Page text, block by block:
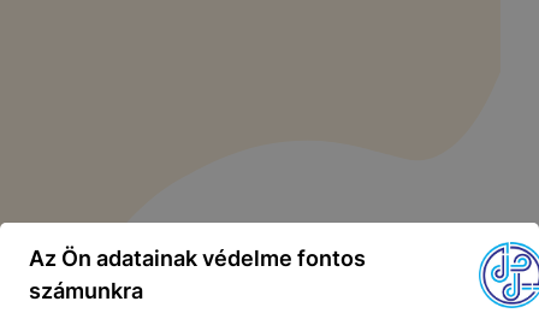
Az Ön adatainak védelme fontos
számunkra